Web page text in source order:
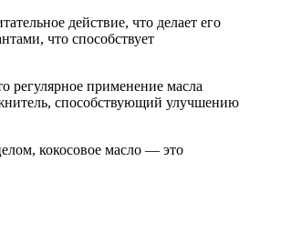
действие, что делает его
что способствует
регулярное применение масла
способствующий улучшению
кокосовое масло — это